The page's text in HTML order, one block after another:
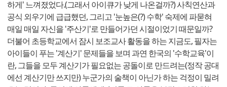
하게' 느껴졌었다.(그래서 아이큐가 낮게 나온걸까?) 사칙연산과
공식 외우기에 급급했던, 그리고 '눈높은(?) 수학' 숙제에 파묻혀
매일 매일 자신을 '주산기'로 만들어가던 시절이었기 때문일까?
더불어 초등학교에서 잠시 보조교사 활동을 하는 지금도, 필자는
아이들이 푸는 '계산기' 문제들을 보며 과연 한국의 '수학교육'이
란, 그들을 모두 계산기가 필요없는 공돌이로 만드려는(정작 공대
에선 계산기만 쓰지만) 누군가의 술책이 아닌가 하는 걱정이 밀려